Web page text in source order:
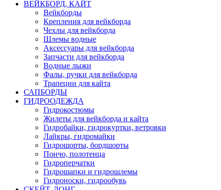
ВЕЙКБОРД, КАЙТ
Вейкборды
Крепления для вейкборда
Чехлы для вейкборда
Шлемы водные
Аксессуары для вейкборда
Запчасти для вейкборда
Водные лыжи
Фалы, ручки для вейкборда
Трапеции для кайта
САПБОРДЫ
ГИДРООДЕЖДА
Гидрокостюмы
Жилеты для вейкборда и кайта
Гидробайки, гидрокуртки, ветровки
Лайкры, гидромайки
Гидрошорты, бордшорты
Пончо, полотенца
Гидроперчатки
Гидрошапки и гидрошлемы
Гидроноски, гидрообувь